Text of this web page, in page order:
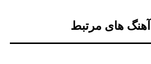
آهنگ های مرتبط